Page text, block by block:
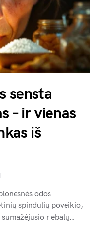
sensta
– ir vienas
iš
odos
spindulių poveikio,
riebalų…